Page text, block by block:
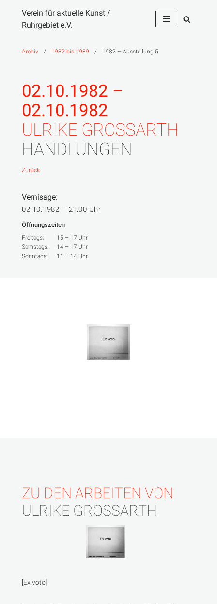
Zum
springen
Verein für aktuelle Kunst /
Ruhrgebiet e.V.
Archiv / 1982 bis 1989 / 1982 – Ausstellung 5
02.10.1982 –
02.10.1982
ULRIKE GROSSARTH
HANDLUNGEN
Zurück
Vernisage:
02.10.1982 – 21:00 Uhr
Öffnungszeiten
Freitags:
Samstags:
Sonntags:
15 – 17 Uhr
14 – 17 Uhr
11 – 14 Uhr
ZU DEN ARBEITEN VON
ULRIKE GROSSARTH
[Ex voto]